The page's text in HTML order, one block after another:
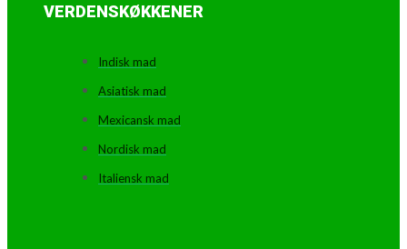
VERDENSKØKKENER
Indisk mad
Asiatisk mad
Mexicansk mad
Nordisk mad
Italiensk mad